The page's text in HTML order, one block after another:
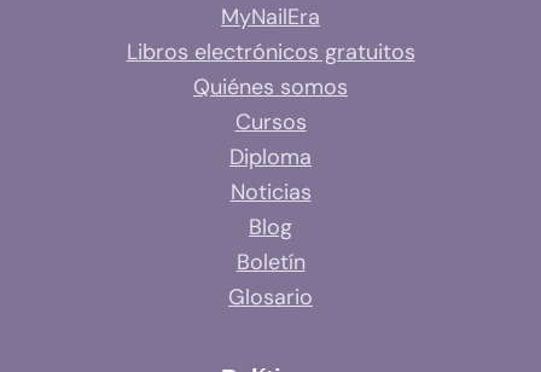
MyNailEra
Libros electrónicos gratuitos
Quiénes somos
Cursos
Diploma
Noticias
Blog
Boletín
Glosario